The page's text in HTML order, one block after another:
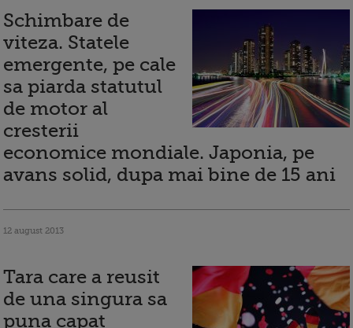
Schimbare de
viteza. Statele
emergente, pe cale
sa piarda statutul
de motor al
cresterii
economice mondiale. Japonia, pe
avans solid, dupa mai bine de 15 ani
12 august 2013
Tara care a reusit
de una singura sa
puna capat